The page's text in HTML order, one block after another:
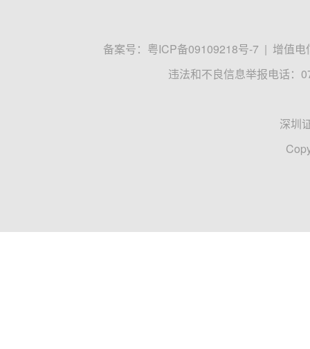
备案号： 粤ICP备09109218号-7 | 增值电
违法和不良信息举报电话：
深圳